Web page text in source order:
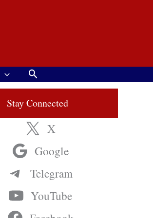
Search
Stay Connected
X
Google
Telegram
YouTube